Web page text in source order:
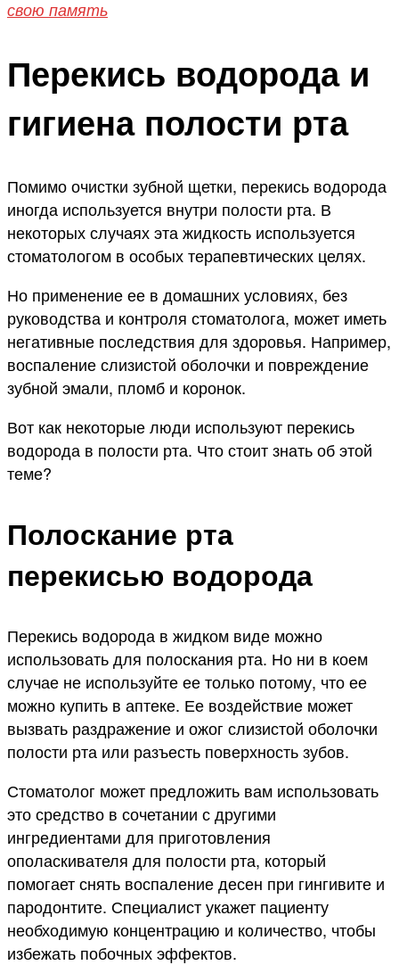
свою память
Перекись водорода и
гигиена полости рта
Помимо очистки зубной щетки, перекись водорода
иногда используется внутри полости рта. В
некоторых случаях эта жидкость используется
стоматологом в особых терапевтических целях.
Но применение ее в домашних условиях, без
руководства и контроля стоматолога, может иметь
негативные последствия для здоровья. Например,
воспаление слизистой оболочки и повреждение
зубной эмали, пломб и коронок.
Вот как некоторые люди используют перекись
водорода в полости рта. Что стоит знать об этой
теме?
Полоскание рта
перекисью водорода
Перекись водорода в жидком виде можно
использовать для полоскания рта. Но ни в коем
случае не используйте ее только потому, что ее
можно купить в аптеке. Ее воздействие может
вызвать раздражение и ожог слизистой оболочки
полости рта или разъесть поверхность зубов.
Стоматолог может предложить вам использовать
это средство в сочетании с другими
ингредиентами для приготовления
ополаскивателя для полости рта, который
помогает снять воспаление десен при гингивите и
пародонтите. Специалист укажет пациенту
необходимую концентрацию и количество, чтобы
избежать побочных эффектов.